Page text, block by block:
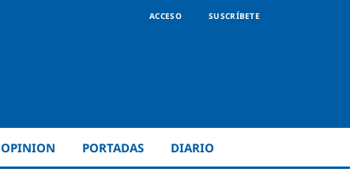
ACCESO SUSCRÍBETE
OPINION PORTADAS DIARIO